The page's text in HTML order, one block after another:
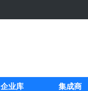
企业库 集成商